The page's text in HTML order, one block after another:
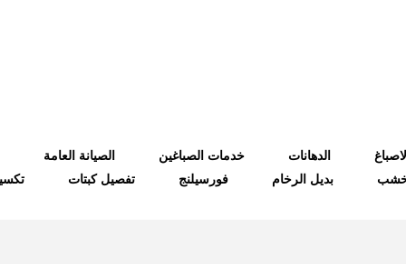
الدهانات خدمات الصباغين
الصيانة العامة
بديل الرخام فورسيلنج تفصيل كبتات